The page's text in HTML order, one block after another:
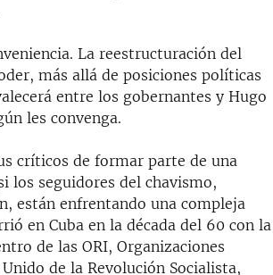
La reestructuración del
más allá de posiciones políticas
entre los gobernantes y Hugo
les convenga.
críticos de formar parte de una
los seguidores del chavismo,
están enfrentando una compleja
en Cuba en la década del 60 con la
de las ORI, Organizaciones
de la Revolución Socialista,